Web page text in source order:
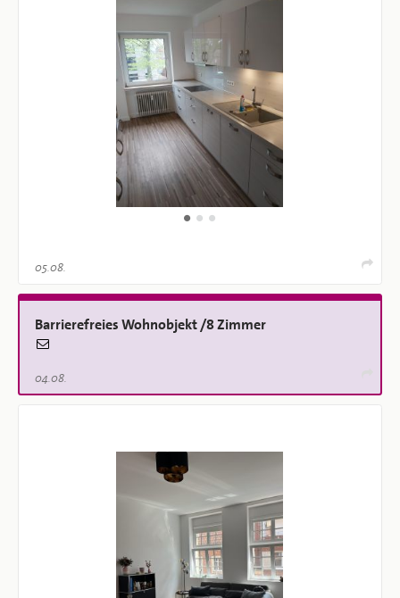
05.08.
Barrierefreies Wohnobjekt /8 Zimmer
04.08.